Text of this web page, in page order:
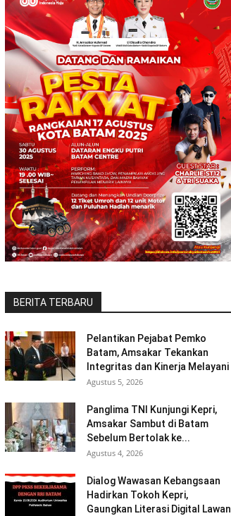
BERITA TERBARU
Pelantikan Pejabat Pemko
Batam, Amsakar Tekankan
Integritas dan Kinerja Melayani
Agustus 5, 2026
Panglima TNI Kunjungi Kepri,
Amsakar Sambut di Batam
Sebelum Bertolak ke...
Agustus 4, 2026
Dialog Wawasan Kebangsaan
Hadirkan Tokoh Kepri,
Gaungkan Literasi Digital Lawan